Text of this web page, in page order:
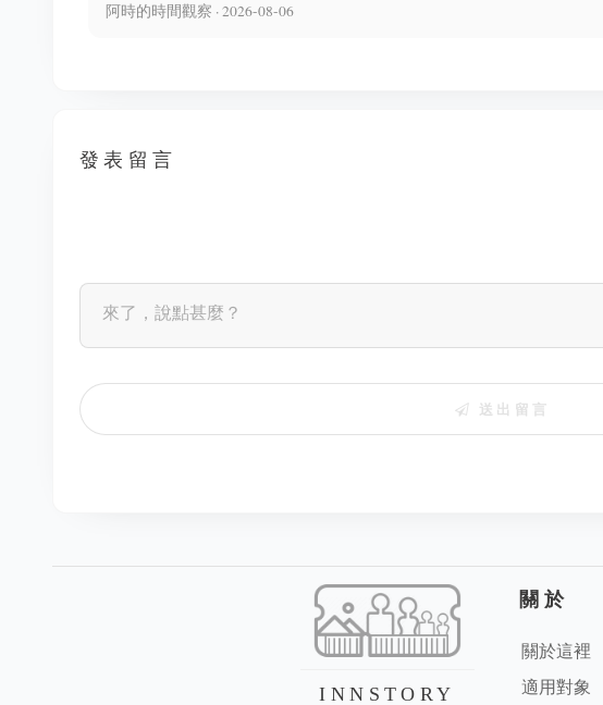
阿時的時間觀察 · 2026-08-06
發表留言
送出留言
INNSTORY
關於
關於這裡
適用對象